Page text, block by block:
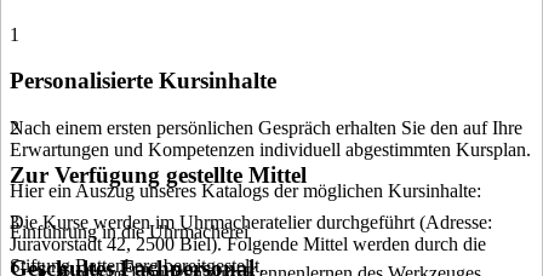
1
Personalisierte Kursinhalte
Nach einem ersten persönlichen Gespräch erhalten Sie den auf Ihre
Erwartungen und Kompetenzen individuell abgestimmten Kursplan.
Hier ein Auszug unseres Katalogs der möglichen Kursinhalte:
Einführung in die Uhrmacherei
2
Zur Verfügung gestellte Mittel
Die Kurse werden im Uhrmacheratelier durchgeführt (Adresse:
Juravorstadt 42, 2500 Biel). Folgende Mittel werden durch die
Stiftung Battenberg bereitgestellt.
3
Geschultes Fachpersonal